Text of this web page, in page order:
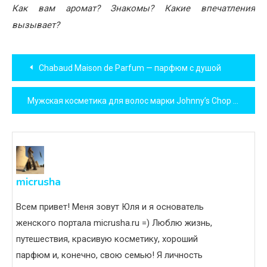
Как вам аромат? Знакомы? Какие впечатления
вызывает?
Навигация
по
записям
Chabaud Maison de Parfum — парфюм с душой
micrusha
Всем привет! Меня зовут Юля и я основатель
женского портала micrusha.ru =) Люблю жизнь,
путешествия, красивую косметику, хороший
парфюм и, конечно, свою семью! Я личность